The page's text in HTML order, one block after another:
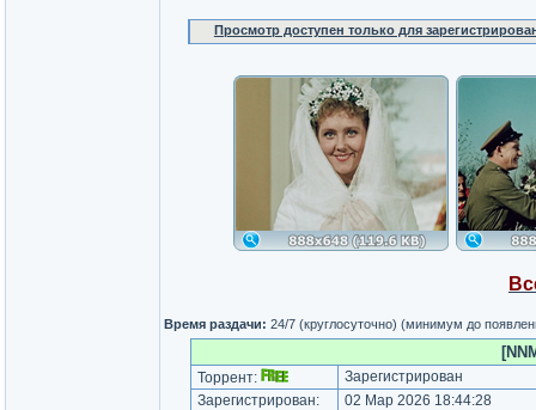
Просмотр доступен только для
Время раздачи: 24/7 (круглосуточно) (минимум до
Торрент:
Зарегистрирован
Зарегистрирован:
02 Мар 2026 18:44:28